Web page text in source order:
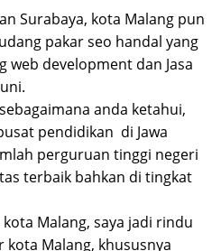
Surabaya, kota Malang pun
pakar seo handal yang
web development dan Jasa
anda ketahui,
pendidikan di Jawa
perguruan tinggi negeri
terbaik bahkan di tingkat
Malang, saya jadi rindu
kota Malang, khususnya